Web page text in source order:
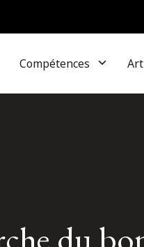
Compétences